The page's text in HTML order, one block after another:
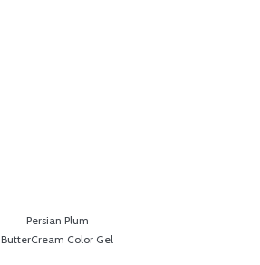
Persian Plum
ButterCream Color Gel